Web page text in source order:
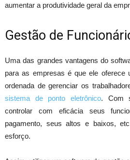
aumentar a produtividade geral da
Gestão de
Uma das grandes vantagens do
para as empresas é que ele oferece
ordenada de gerenciar os
sistema de ponto eletrônico. Com
controlar com eficácia seus
pagamento, seus altos e baixos,
esforço.